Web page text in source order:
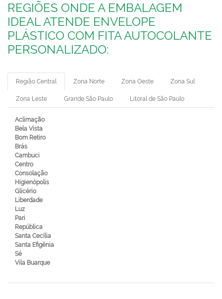
REGIÕES ONDE A EMBALAGEM
IDEAL ATENDE ENVELOPE
PLÁSTICO COM FITA AUTOCOLANTE
PERSONALIZADO:
Região Central Zona Norte Zona Oeste Zona Sul
Zona Leste Grande São Paulo Litoral de São Paulo
Aclimação
Bela Vista
Bom Retiro
Brás
Cambuci
Centro
Consolação
Higienópolis
Glicério
Liberdade
Luz
Pari
República
Santa Cecília
Santa Efigênia
Sé
Vila Buarque